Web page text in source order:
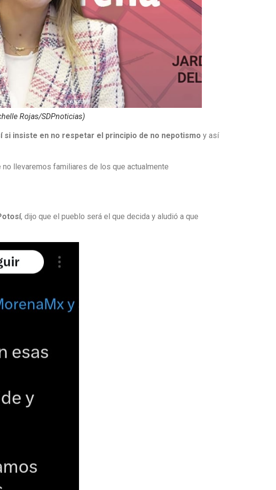
Rojas/SDPnoticias)
si insiste en no respetar el principio de no nepotismoy así
llevaremos familiares de los que actualmente
, dijo que el pueblo será el que decida y aludió a que